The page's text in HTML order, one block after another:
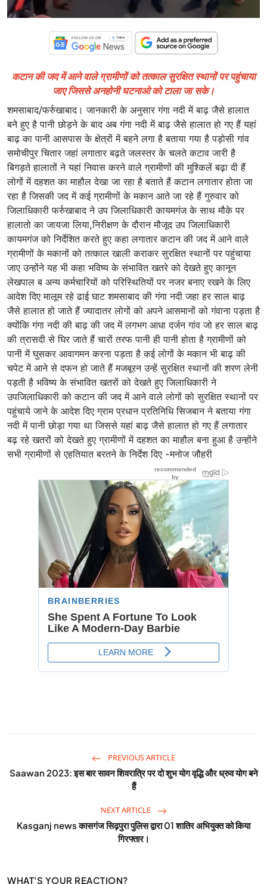
कटान की जद में आने वाले ग्रामीणों को तत्काल सुरक्षित स्थानों पर पहुंचाया
जाए जिससे अनहोनी घटनाओ को टाला जा सके।
शमसाबाद/फर्रुखाबाद। जानकारी के अनुसार गंगा नदी में बाढ़ जैसे हालात
बने हुए है पानी छोड़ने के बाद अब गंगा नदी में बाढ़ जैसे हालात हो गए हैं यहां
बाढ़ का पानी आसपास के क्षेत्रों में बहने लगा है बताया गया है पड़ोसी गांव
समोचीपुर चितार जहां लगातार बढ़ते जलस्तर के चलते कटाव जारी है
बिगड़ते हालातों ने यहां निवास करने वाले ग्रामीणों की मुश्किलें बढ़ा दी हैं
लोगों में दहशत का माहौल देखा जा रहा है बताते हैं कटान लगातार होता जा
रहा है जिसकी जद में कई ग्रामीणों के मकान आते जा रहे हैं गुरुवार को
जिलाधिकारी फर्रुखाबाद ने उप जिलाधिकारी कायमगंज के साथ मौके पर
हालातो का जायजा लिया,निरीक्षण के दौरान मौजूद उप जिलाधिकारी
कायमगंज को निर्देशित करते हुए कहा लगातार कटान की जद में आने वाले
ग्रामीणों के मकानों को तत्काल खाली कराकर सुरक्षित स्थानों पर पहुंचाया
जाए उन्होंने यह भी कहा भविष्य के संभावित खतरे को देखते हुए कानून
लेखपाल ब अन्य कर्मचारियों को परिस्थितियों पर नजर बनाए रखने के लिए
आदेश दिए मालूम रहे ढाई घाट शमसाबाद की गंगा नदी जहा हर साल बाढ़
जैसे हालात हो जाते हैं ज्यादातर लोगों को अपने आसमानों को गंवाना पड़ता है
क्योंकि गंगा नदी की बाढ़ की जद में लगभग आधा दर्जन गांव जो हर साल बाढ़
की त्रासदी से घिर जाते हैं चारों तरफ पानी ही पानी होता है ग्रामीणों को
पानी में घुसकर आवागमन करना पड़ता है कई लोगों के मकान भी बाढ़ की
चपेट में आने से दफन हो जाते हैं मजबूरन उन्हें सुरक्षित स्थानों की शरण लेनी
पड़ती है भविष्य के संभावित खतरों को देखते हुए जिलाधिकारी ने
उपजिलाधिकारी को कटान की जद में आने वाले लोगों को सुरक्षित स्थानों पर
पहुंचाये जाने के आदेश दिए ग्राम प्रधान प्रतिनिधि सिजबान ने बताया गंगा
नदी में पानी छोड़ा गया था जिससे यहां बाढ़ जैसे हालात हो गए हैं लगातार
बढ़ रहे खतरों को देखते हुए ग्रामीणों में दहशत का माहौल बना हुआ है उन्होंने
सभी ग्रामीणों से एहतियात बरतने के निर्देश दिए -मनोज जौहरी
PREVIOUS ARTICLE
Saawan 2023: इस बार सावन शिवरात्रि पर दो शुभ योग वृद्धि और ध्रुव योग बने
हैं
NEXT ARTICLE
Kasganj news कासगंज सिढ़पुरा पुलिस द्वारा 01 शातिर अभियुक्त को किया
गिरफ्तार।
WHAT'S YOUR REACTION?